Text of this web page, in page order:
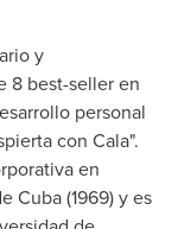
y
8 best-seller en
personal
con Cala".
en
Cuba(1969) y es